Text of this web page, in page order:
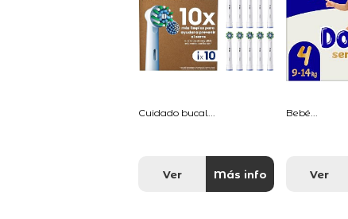
Cuidado bucal...
Ver Más info
Bebé...
Ver